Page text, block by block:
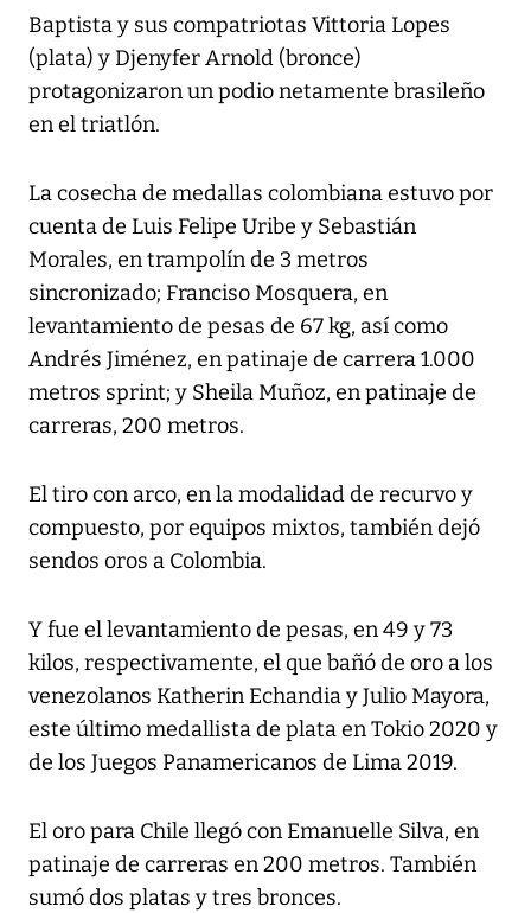
Baptista y sus compatriotas Vittoria Lopes
(plata) y Djenyfer Arnold (bronce)
protagonizaron un podio netamente brasileño
en el triatlón.
La cosecha de medallas colombiana estuvo por
cuenta de Luis Felipe Uribe y Sebastián
Morales, en trampolín de 3 metros
sincronizado; Franciso Mosquera, en
levantamiento de pesas de 67 kg, así como
Andrés Jiménez, en patinaje de carrera 1.000
metros sprint; y Sheila Muñoz, en patinaje de
carreras, 200 metros.
El tiro con arco, en la modalidad de recurvo y
compuesto, por equipos mixtos, también dejó
sendos oros a Colombia.
Y fue el levantamiento de pesas, en 49 y 73
kilos, respectivamente, el que bañó de oro a los
venezolanos Katherin Echandia y Julio Mayora,
este último medallista de plata en Tokio 2020 y
de los Juegos Panamericanos de Lima 2019.
El oro para Chile llegó con Emanuelle Silva, en
patinaje de carreras en 200 metros. También
sumó dos platas y tres bronces.